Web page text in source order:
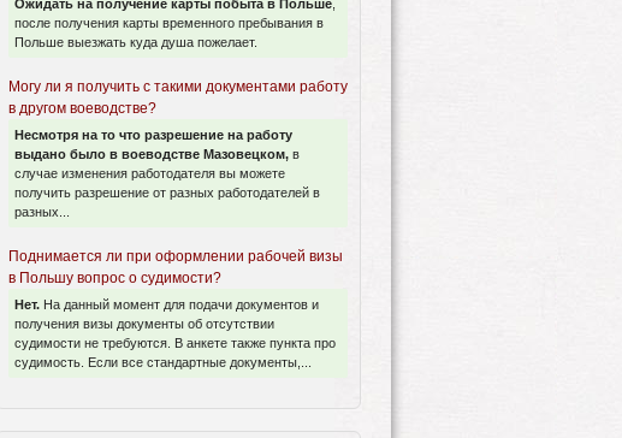
Ожидать на получение карты побыта в Польше
после получения карты временного пребывания в
Польше выезжать куда душа пожелает.
Могу ли я получить с такими документами работу
в другом воеводстве?
Несмотря на то что разрешение на работу
выдано было в воеводстве Мазовецком, в
случае изменения работодателя вы можете
получить разрешение от разных работодателей в
разных...
Поднимается ли при оформлении рабочей визы
в Польшу вопрос о судимости?
Нет. На данный момент для подачи документов и
получения визы документы об отсутствии
судимости не требуются. В анкете также пункта про
судимость. Если все стандартные документы,...